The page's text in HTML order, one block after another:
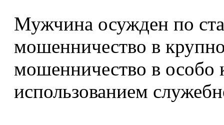
Мужчина осужден по
мошенничество в
мошенничество в особо
использованием